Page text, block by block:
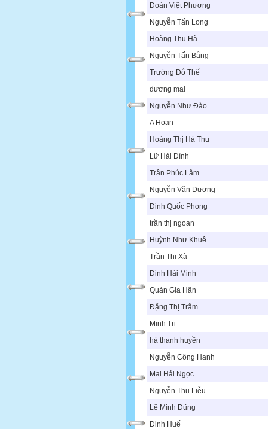
Đoàn Việt Phương
Nguyễn Tấn Long
Hoàng Thu Hà
Nguyễn Tấn Bằng
Trường Đỗ Thế
dương mai
Nguyễn Như Đào
A Hoan
Hoàng Thị Hà Thu
Lữ Hải Đình
Trần Phúc Lâm
Nguyễn Văn Dương
Đinh Quốc Phong
trần thị ngoan
Huỳnh Như Khuê
Trần Thị Xà
Đinh Hải Minh
Quản Gia Hân
Đặng Thị Trâm
Minh Tri
hà thanh huyền
Nguyễn Công Hanh
Mai Hải Ngọc
Nguyễn Thu Liễu
Lê Minh Dũng
Đinh Huế